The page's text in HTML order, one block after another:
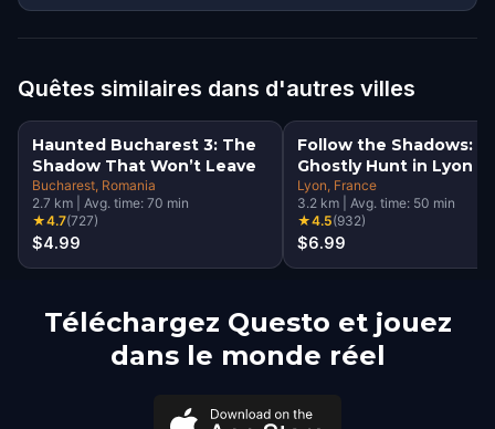
Quêtes similaires dans d'autres villes
Haunted Bucharest 3: The
Shadow That Won’t Leave
Bucharest , Romania
2.7 km Avg. time: 70 min
★4.7(727)
$4.99
Follow the Shadows: A
Ghostly Hunt in Lyon
Lyon , France
3.2 km Avg. time: 50 min
★4.5(932)
$6.99
Téléchargez Questo et jouez
dans le monde réel